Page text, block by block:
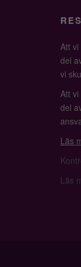
Att
del
vi
Att
del
Läs
Läs